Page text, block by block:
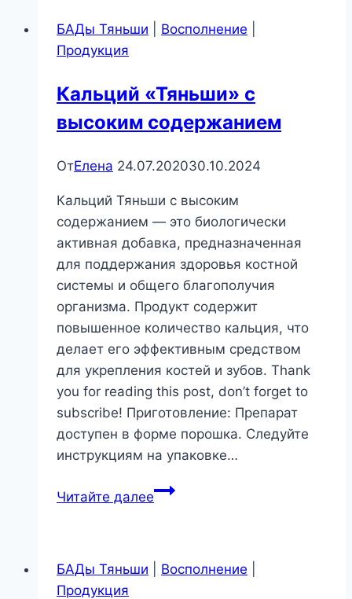
DICHO
БАДы Тяньши Восполнение
Продукция
Кальций «Тяньши» с
высоким содержанием
ОтЕлена 24.07.202030.10.2024
Кальций Тяньши с высоким
содержанием — это биологически
активная добавка, предназначенная
для поддержания здоровья костной
системы и общего благополучия
организма. Продукт содержит
повышенное количество кальция, что
делает его эффективным средством
для укрепления костей и зубов. Thank
you for reading this post, don’t forget to
subscribe! Приготовление: Препарат
доступен в форме порошка. Следуйте
инструкциям на упаковке…
Читайте далееКальций
содержанием
БАДы Тяньши Восполнение
Продукция